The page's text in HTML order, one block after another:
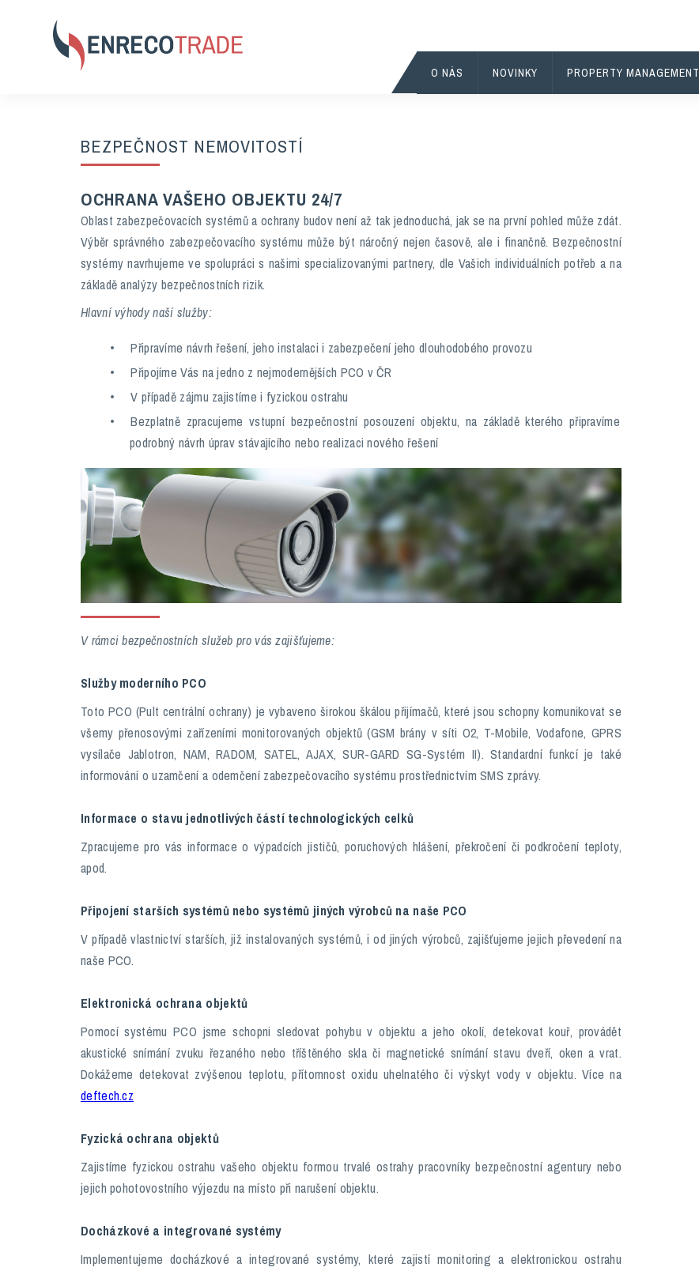
O NÁS NOVINKY PROPERTY MANAGEMENT
BEZPEČNOST NEMOVITOSTÍ
OCHRANA VAŠEHO OBJEKTU 24/7
Oblast zabezpečovacích systémů a ochrany budov není až tak jednoduchá, jak se na první pohled může zdát.
Výběr správného zabezpečovacího systému může být náročný nejen časově, ale i finančně. Bezpečnostní
systémy navrhujeme ve spolupráci s našimi specializovanými partnery, dle Vašich individuálních potřeb a na
základě analýzy bezpečnostních rizik.
Hlavní výhody naší služby:
Připravíme návrh řešení, jeho instalaci i zabezpečení jeho dlouhodobého provozu
Připojíme Vás na jedno z nejmodernějších PCO v ČR
V případě zájmu zajistíme i fyzickou ostrahu
Bezplatně zpracujeme vstupní bezpečnostní posouzení objektu, na základě kterého připravíme
podrobný návrh úprav stávajícího nebo realizaci nového řešení
V rámci bezpečnostních služeb pro vás zajišťujeme:
Služby moderního PCO
Toto PCO (Pult centrální ochrany) je vybaveno širokou škálou přijímačů, které jsou schopny komunikovat se
všemy přenosovými zařízeními monitorovaných objektů (GSM brány v síti O2, T-Mobile, Vodafone, GPRS
vysílače Jablotron, NAM, RADOM, SATEL, AJAX, SUR-GARD SG-Systém II). Standardní funkcí je také
informování o uzamčení a odemčení zabezpečovacího systému prostřednictvím SMS zprávy.
Informace o stavu jednotlivých částí technologických celků
Zpracujeme pro vás informace o výpadcích jističů, poruchových hlášení, překročení či podkročení teploty,
apod.
Připojení starších systémů nebo systémů jiných výrobců na naše PCO
V případě vlastnictví starších, již instalovaných systémů, i od jiných výrobců, zajišťujeme jejich převedení na
naše PCO.
Elektronická ochrana objektů
Pomocí systému PCO jsme schopni sledovat pohybu v objektu a jeho okolí, detekovat kouř, provádět
akustické snímání zvuku řezaného nebo tříštěného skla či magnetické snímání stavu dveří, oken a vrat.
Dokážeme detekovat zvýšenou teplotu, přítomnost oxidu uhelnatého či výskyt vody v objektu. Více na
deftech.cz
Fyzická ochrana objektů
Zajistíme fyzickou ostrahu vašeho objektu formou trvalé ostrahy pracovníky bezpečnostní agentury nebo
jejich pohotovostního výjezdu na místo při narušení objektu.
Docházkové a integrované systémy
Implementujeme docházkové a integrované systémy, které zajistí monitoring a elektronickou ostrahu